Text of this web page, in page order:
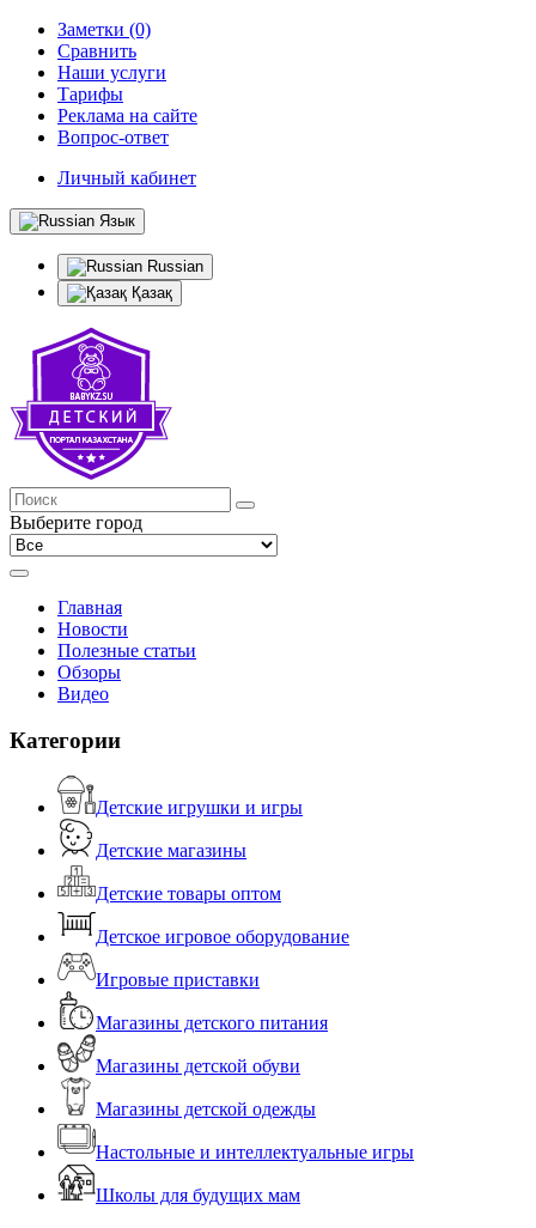
Заметки (0)
Сравнить
Наши услуги
Тарифы
Реклама на сайте
Вопрос-ответ
Личный кабинет
Язык
Russian
Қазақ
Выберите город
Главная
Новости
Полезные статьи
Обзоры
Видео
Категории
Детские игрушки и игры
Детские магазины
Детские товары оптом
Детское игровое оборудование
Игровые приставки
Магазины детского питания
Магазины детской обуви
Магазины детской одежды
Настольные и интеллектуальные игры
Школы для будущих мам